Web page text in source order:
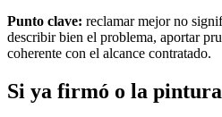
Punto clave: reclamar mejor no
describir bien el problema, aportar
coherente con el alcance contratado.
Si ya firmó o la